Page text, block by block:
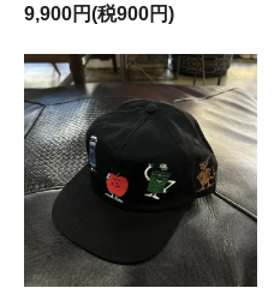
9,900円(税900円)